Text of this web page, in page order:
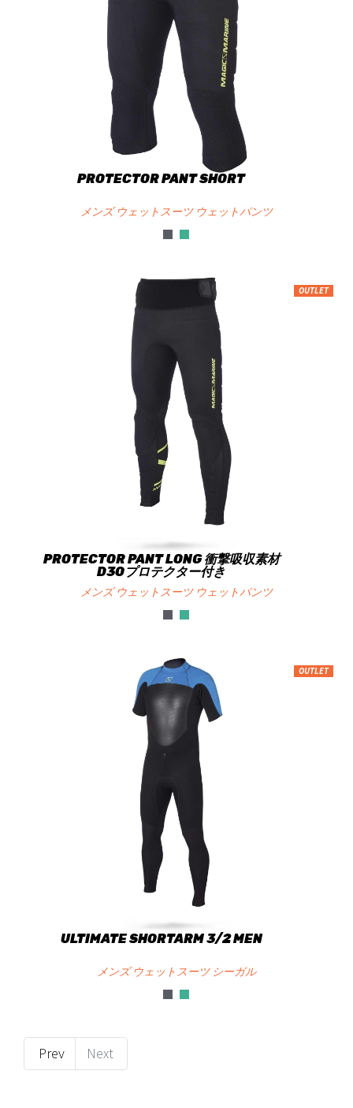
PROTECTOR PANT SHORT
メンズ ウェットスーツ ウェットパンツ
OUTLET
PROTECTOR PANT LONG 衝撃吸収素材
D3Oプロテクター付き
メンズ ウェットスーツ ウェットパンツ
OUTLET
ULTIMATE SHORTARM 3/2 MEN
メンズ ウェットスーツ シーガル
Prev Next